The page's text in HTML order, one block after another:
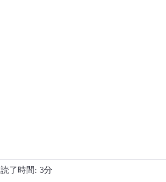
読了時間: 3分